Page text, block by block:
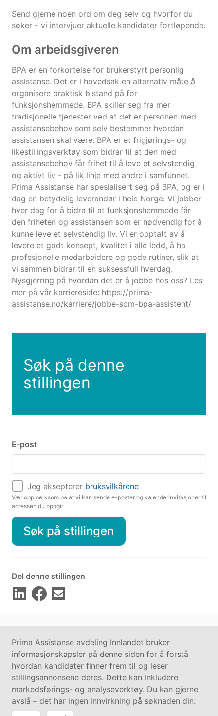
Send gjerne noen ord om deg selv og hvorfor du
søker – vi intervjuer aktuelle kandidater fortløpende.
Om arbeidsgiveren
BPA er en forkortelse for brukerstyrt personlig
assistanse. Det er i hovedsak en alternativ måte å
organisere praktisk bistand på for
funksjonshemmede. BPA skiller seg fra mer
tradisjonelle tjenester ved at det er personen med
assistansebehov som selv bestemmer hvordan
assistansen skal være. BPA er et frigjørings- og
likestillingsverktøy som bidrar til at den med
assistansebehov får frihet til å leve et selvstendig
og aktivt liv - på lik linje med andre i samfunnet.
Prima Assistanse har spesialisert seg på BPA, og er i
dag en betydelig leverandør i hele Norge. Vi jobber
hver dag for å bidra til at funksjonshemmede får
den friheten og assistansen som er nødvendig for å
kunne leve et selvstendig liv. Vi er opptatt av å
levere et godt konsept, kvalitet i alle ledd, å ha
profesjonelle medarbeidere og gode rutiner, slik at
vi sammen bidrar til en suksessfull hverdag.
Nysgjerring på hvordan det er å jobbe hos oss? Les
mer på vår karriereside: https://prima-
assistanse.no/karriere/jobbe-som-bpa-assistent/
Søk på denne
stillingen
E-post
Jeg aksepterer bruksvilkårene
Vær oppmerksom på at vi kan sende e-poster og kalenderinvitasjoner til
adressen du oppgir
Søk på stillingen
Del denne stillingen
Kontakt oss påhallo@vilect.com
Personvern|Informasjonskapsler
Prima Assistanse avdeling Innlandet bruker
informasjonskapsler på denne siden for å forstå
hvordan kandidater finner frem til og leser
stillingsannonsene deres. Dette kan inkludere
markedsførings- og analyseverktøy. Du kan gjerne
avslå – det har ingen innvirkning på søknaden din.